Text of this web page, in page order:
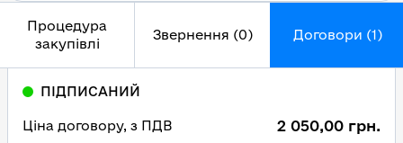
Процедура
закупівлі
Звернення (0) Договори (1)
ПІДПИСАНИЙ
Ціна договору, з ПДВ 2 050,00 грн.